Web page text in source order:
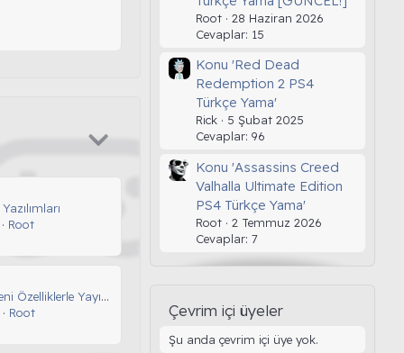
Root
etaHEN 2.5B Yeni Özelliklerle Yayınlandı! (Genel Bakış ve Kurulum)
Root
Root
28 Haziran 2026
Cevaplar: 15
Konu 'Red Dead
Redemption 2 PS4
Türkçe Yama'
Rick
5 Şubat 2025
Cevaplar: 96
Konu 'Assassins Creed
Valhalla Ultimate Edition
PS4 Türkçe Yama'
Root
2 Temmuz 2026
Cevaplar: 7
Çevrim içi üyeler
Şu anda çevrim içi üye yok.